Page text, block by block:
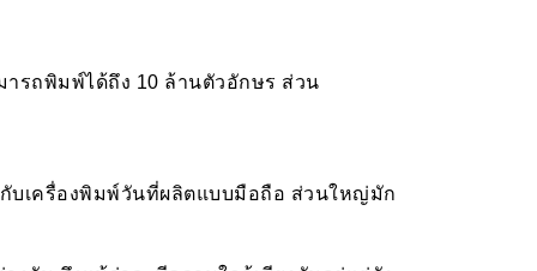
รถพิมพ์ได้ถึง 10 ล้านตัวอักษร ส่วน
บเครื่องพิมพ์วันที่ผลิตแบบมือถือ ส่วนใหญ่มัก